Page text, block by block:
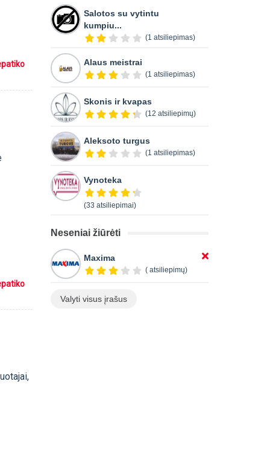
Salotos su vytintu
kumpiu...
(1 atsiliepimas)
Alaus meistrai
(1 atsiliepimas)
Skonis ir kvapas
(12 atsiliepimų)
Aleksoto turgus
(1 atsiliepimas)
Vynoteka
(33 atsiliepimai)
Neseniai žiūrėti
Maxima
( atsiliepimų)
Valyti visus įrašus